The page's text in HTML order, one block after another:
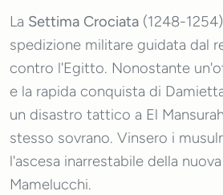
La Settima Crociata (1248-
spedizione militare guidata dal
contro l'Egitto. Nonostante
e la rapida conquista di
un disastro tattico a El
stesso sovrano. Vinsero i
l'ascesa inarrestabile della
Mamelucchi.